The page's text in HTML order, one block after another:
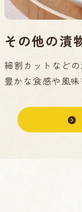
その他の漬
細割カットなど
豊かな食感や風味